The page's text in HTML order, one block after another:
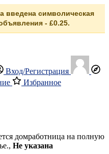
введена символическая
- £0.25.
Вход/Регистрация
Избранное
домработница на полную
Не указана